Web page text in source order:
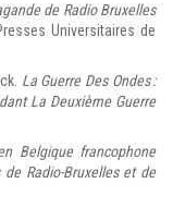
de Radio Bruxelles
Universitaires de
La Guerre Des Ondes :
La Deuxième Guerre
Belgique francophone
Radio-Bruxelles et de